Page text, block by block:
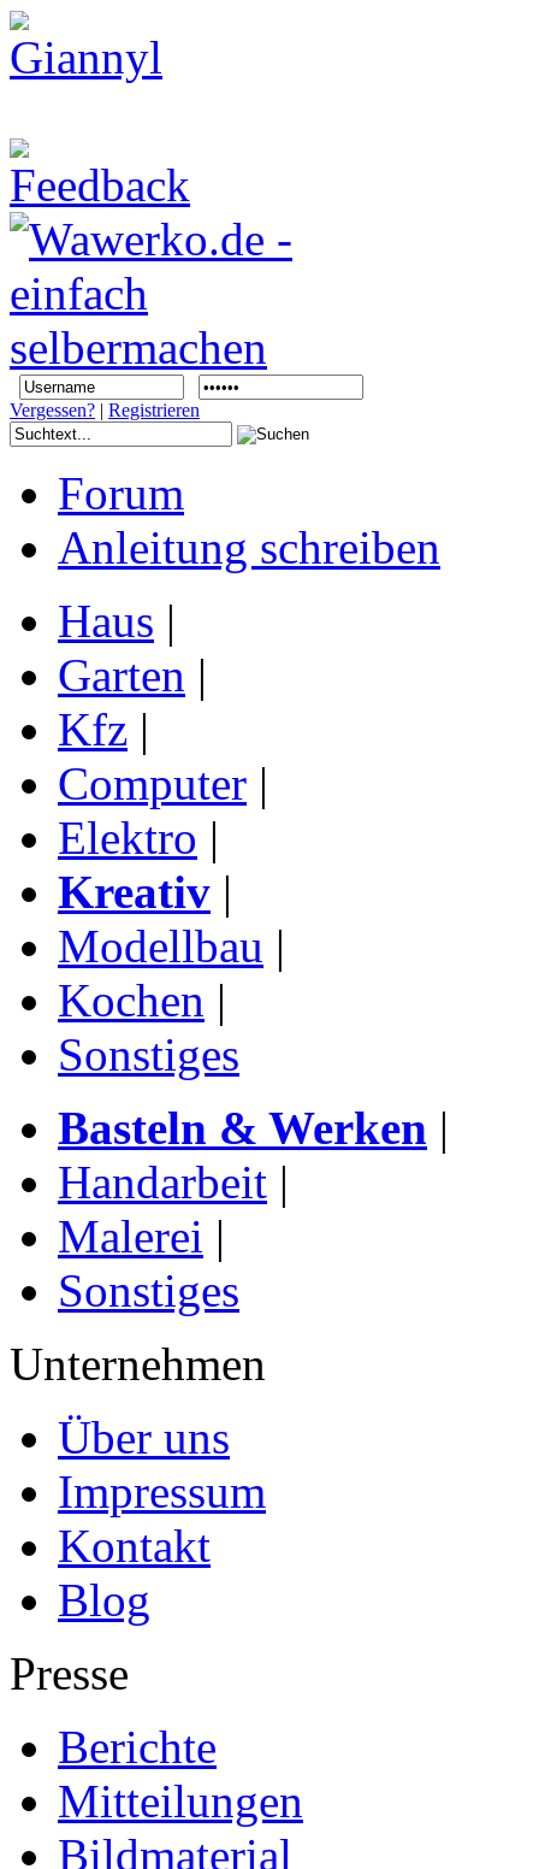
Vergessen? | Registrieren
Forum
Anleitung schreiben
Haus |
Garten |
Kfz |
Computer |
Elektro |
Kreativ |
Modellbau |
Kochen |
Sonstiges
Basteln & Werken |
Handarbeit |
Malerei |
Sonstiges
Unternehmen
Über uns
Impressum
Kontakt
Blog
Presse
Berichte
Mitteilungen
Bildmaterial